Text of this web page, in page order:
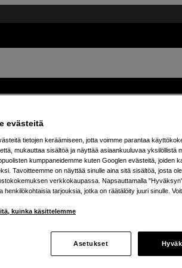
25 % JBL Boombox -kaiuttimista
evästeitä
tietojen keräämiseen, jotta voimme parantaa
mukauttaa sisältöä ja näyttää asiaankuuluvaa yksilöllistä
kumppaneidemme kuten Googlen evästeitä, joiden
Tavoitteemme on näyttää sinulle aina sitä sisältöä, josta
verkkokaupassa. Napsauttamalla
henkilökohtaisia tarjouksia, jotka on räätälöity juuri sinulle.
kuinka käsittelemme
Asetukset